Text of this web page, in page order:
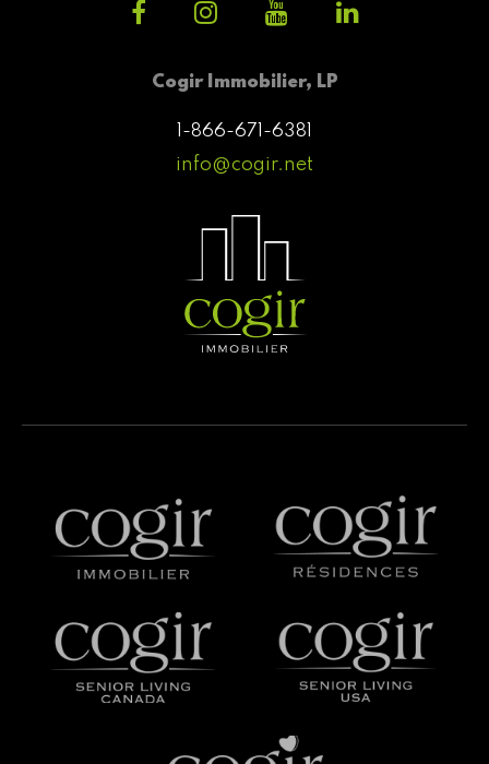
Cogir Immobilier, LP
1-866-671-6381
info@cogir.net